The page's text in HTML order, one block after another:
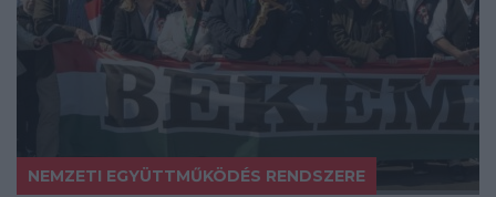
NEMZETI EGYÜTTMŰKÖDÉS RENDSZERE